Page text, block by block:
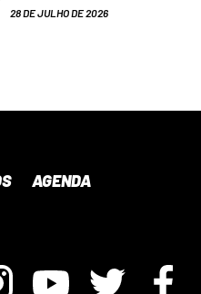
28 DE JULHO DE 2026
AGENDA